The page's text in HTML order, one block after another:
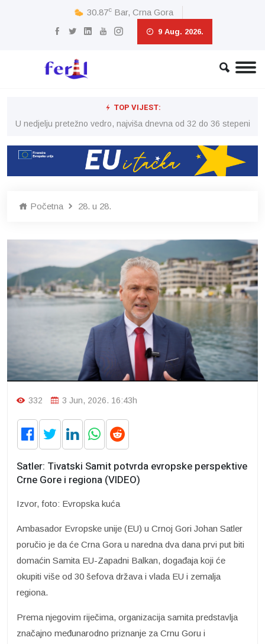
30.87c Bar, Crna Gora
9 Aug. 2026.
TOP VIJEST:
U nedjelju pretežno vedro, najviša dnevna od 32 do 36 stepeni
Početna 28. u 28.
332 3 Jun, 2026. 16:43h
Satler: Tivatski Samit potvrda evropske perspektive
Crne Gore i regiona (VIDEO)
Izvor, foto: Evropska kuća
Ambasador Evropske unije (EU) u Crnoj Gori Johan Satler
poručio je da će Crna Gora u naredna dva dana prvi put biti
domaćin Samita EU-Zapadni Balkan, događaja koji će
okupiti više od 30 šefova država i vlada EU i zemalja
regiona.
Prema njegovim riječima, organizacija samita predstavlja
značajno međunarodno priznanje za Crnu Goru i